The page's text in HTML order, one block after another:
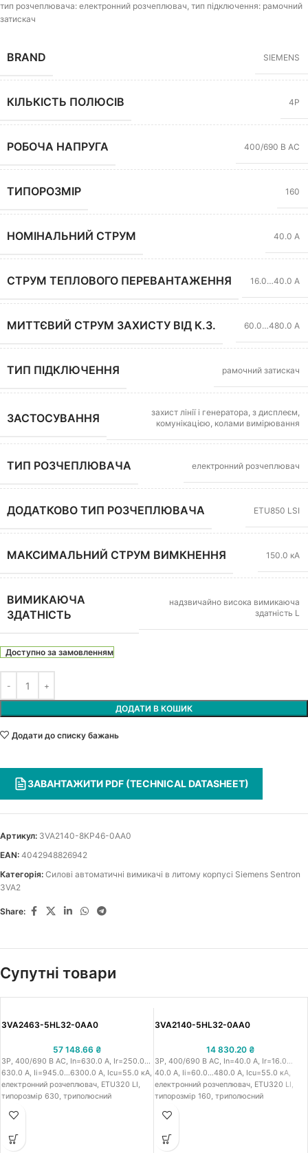
тип розчеплювача: електронний розчеплювач, тип підключення: рамочний
затискач
BRAND SIEMENS
КІЛЬКІСТЬ ПОЛЮСІВ 4P
РОБОЧА НАПРУГА 400/690 В AC
ТИПОРОЗМІР 160
НОМІНАЛЬНИЙ СТРУМ 40.0 А
СТРУМ ТЕПЛОВОГО ПЕРЕВАНТАЖЕННЯ 16.0…40.0 А
МИТТЄВИЙ СТРУМ ЗАХИСТУ ВІД К.З. 60.0…480.0 А
ТИП ПІДКЛЮЧЕННЯ рамочний затискач
ЗАСТОСУВАННЯ
захист лінії і генератора, з дисплеєм,
комунікацією, колами вимірювання
ТИП РОЗЧЕПЛЮВАЧА електронний розчеплювач
ДОДАТКОВО ТИП РОЗЧЕПЛЮВАЧА ETU850 LSI
МАКСИМАЛЬНИЙ СТРУМ ВИМКНЕННЯ 150.0 кА
ВИМИКАЮЧА
ЗДАТНІСТЬ
надзвичайно висока вимикаюча
здатність L
Доступно за замовленням
ДОДАТИ В КОШИК
Додати до списку бажань
ЗАВАНТАЖИТИ PDF (TECHNICAL DATASHEET)
EAN: 4042948826942
Артикул: 3VA2140-8KP46-0AA0
Категорія: Силові автоматичні вимикачі в литому корпусі Siemens Sentron
3VA2
Share:
Супутні товари
3VA2463-5HL32-0AA0
57 148.66 ₴
3P, 400/690 В АС, In=630.0 A, Ir=250.0…
630.0 A, Iі=945.0…6300.0 A, Icu=55.0 кА,
електронний розчеплювач, ETU320 LI,
типорозмір 630, триполюсний
литому корпусі IEC Сіменс 3VA24,
номінальний струм 630.0 A, струм
3VA2140-5HL32-0AA0
14 830.20 ₴
3P, 400/690 В АС, In=40.0 A, Ir=16.0…
40.0 A, Iі=60.0…480.0 A, Icu=55.0 кА,
електронний розчеплювач, ETU320 LI,
типорозмір 160, триполюсний
литому корпусі IEC Сіменс 3VA21, робоча
струм 40.0 A, струм теплового